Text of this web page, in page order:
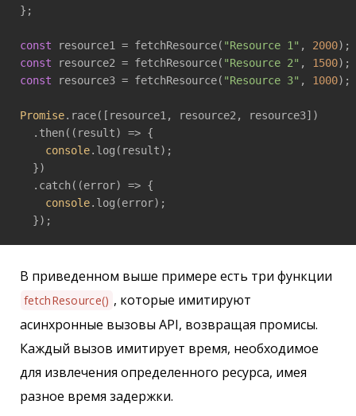
};
const resource1 = fetchResource( "Resource 1" , 2000
const resource2 = fetchResource( "Resource 2" , 1500
const resource3 = fetchResource( "Resource 3" , 1000);
Promise.race([resource1, resource2, resource3])
  .then(
( result) => {
console.log(result);
  })
  .catch(
(error) => {
console.log(error);
  });
В приведенном выше примере есть три функции
fetchResource() , которые имитируют
асинхронные вызовы API, возвращая промисы.
Каждый вызов имитирует время, необходимое
для извлечения определенного ресурса, имея
разное время задержки.